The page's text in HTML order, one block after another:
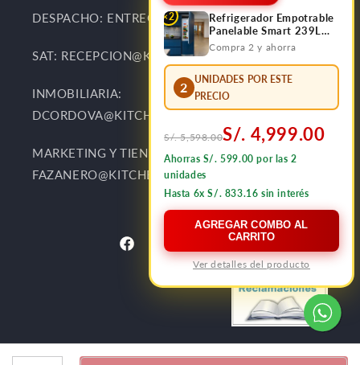
DESPACHO: ENTREGAS@KITCHENCENTER.PE
SAT: RECEPCION@KITCHENCENTER.PE
INMOBILIARIA:
DCORDOVA@KITCHENCENTER.PE
MARKETING Y TIENDAS:
FAZANERO@KITCHENCENTER.PE
×2
Refrigerador Empotrable
Panelable Smart 239L
Bottom Frezzer FDV
Compra 2 y ahorra
2
UNIDADES POR ESTE
PRECIO
S/. 5,598.00S/. 4,999.00
Ahorras S/. 599.00 por las 2
unidades
Hasta 6x S/. 833.16 sin interés
AGREGAR COMBO AL
CARRITO
Ver detalles del producto